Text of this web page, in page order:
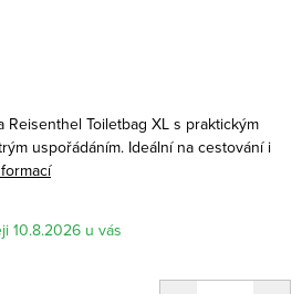
Reisenthel Toiletbag XL s praktickým
uspořádáním. Ideální na cestování i
10.8.2026